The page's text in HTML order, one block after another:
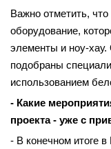
Важно отметить,
оборудование,
элементы и ноу-
подобраны
использованием
- Какие
проекта - уже с
- В конечном итоге